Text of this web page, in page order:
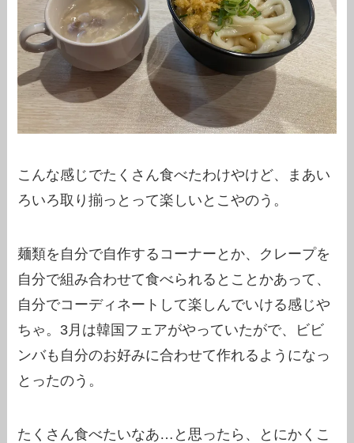
こんな感じでたくさん食べたわけやけど、まあい
ろいろ取り揃っとって楽しいとこやのう。
麺類を自分で自作するコーナーとか、クレープを
自分で組み合わせて食べられるとことかあって、
自分でコーディネートして楽しんでいける感じや
ちゃ。3月は韓国フェアがやっていたがで、ビビ
ンバも自分のお好みに合わせて作れるようになっ
とったのう。
たくさん食べたいなあ…と思ったら、とにかくこ